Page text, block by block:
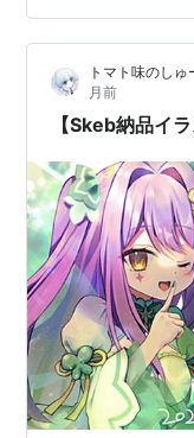
トマト味のしゅ
月前
【Skeb納品イ